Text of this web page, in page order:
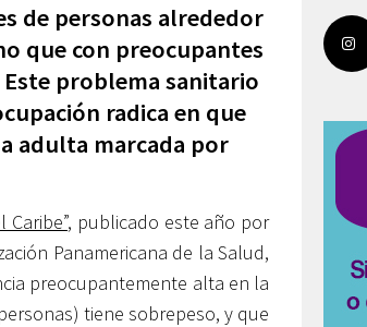
de personas alrededor
que con preocupantes
problema sanitario
radica en que
adulta marcada por
, publicado este año por
Panamericana de la Salud,
preocupantemente alta en la
tiene sobrepeso, y que